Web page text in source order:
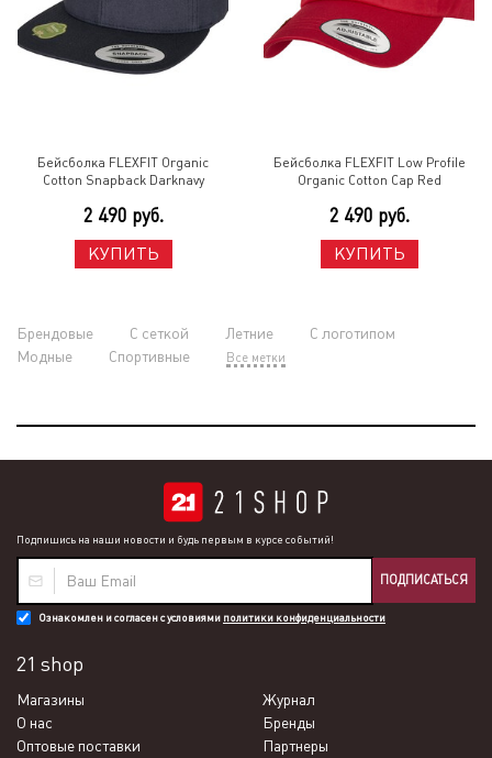
Бейсболка FLEXFIT Organic
Cotton Snapback Darknavy
2 490 руб.
КУПИТЬ
Бейсболка FLEXFIT Low Profile
Organic Cotton Cap Red
2 490 руб.
КУПИТЬ
Брендовые С сеткой Летние
С логотипом
Модные
Cпортивные Все метки
Подпишись на наши новости и будь первым в курсе событий!
ПОДПИСАТЬСЯ
Ознакомлен и согласен с условиями политики конфиденциальности
21 shop
Магазины
Журнал
О нас
Бренды
Оптовые поставки
Партнеры